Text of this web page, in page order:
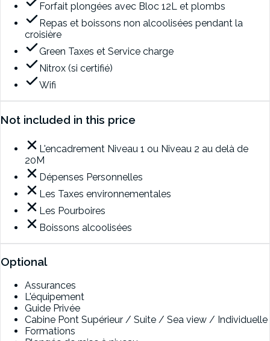
Forfait plongées avec Bloc 12L et plombs
Repas et boissons non alcoolisées pendant la
croisière
Green Taxes et Service charge
Nitrox (si certifié)
Wifi
Not included in this price
L'encadrement Niveau 1 ou Niveau 2 au delà de
20M
Dépenses Personnelles
Les Taxes environnementales
Les Pourboires
Boissons alcoolisées
Optional
Assurances
L'équipement
Guide Privée
Cabine Pont Supérieur / Suite / Sea view / Individuelle
Formations